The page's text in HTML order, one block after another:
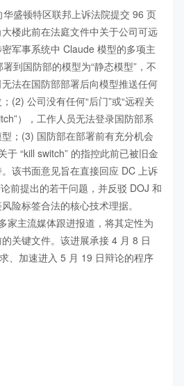
盛顿特区联邦上诉法院提交 96 页
楼此前在法庭文件中关于公司可远
军事系统中 Claude 模型的多项主
到国防部的模型为“静态模型”，不
法在国防部部署后向模型推送任何
(2) 公司没有任何“后门”或“远程关
），工作人员无法登录国防部系
；(3) 国防部在部署前有充分机会
于 “kill switch” 的指控此前已被旧金
该书面意见旨在直接回应 DC 上诉
前提出的若干问题，并反驳 DOJ 和
险标签合法的核心技术理据。
家主流媒体跟进报道，将其定性为
关键文件。该进展承接 4 月 8 日
、加速进入 5 月 19 日辩论的程序